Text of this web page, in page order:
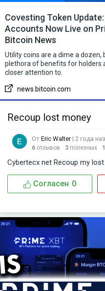
Covesting Token
Accounts Now Live on
Bitcoin News
Utility coins are a dime a
plethora of benefits for holders
closer attention to.
news.bitcoin.com
Recoup lost money
От Eric Walter | 2 года
6 отзывов 3 полезных 1
Cybertecx net Recoup my
Согласен 0